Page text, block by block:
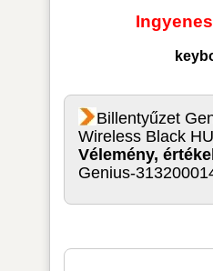
Billentyűzet
Wireless Black HU
Vélemény,
Genius-